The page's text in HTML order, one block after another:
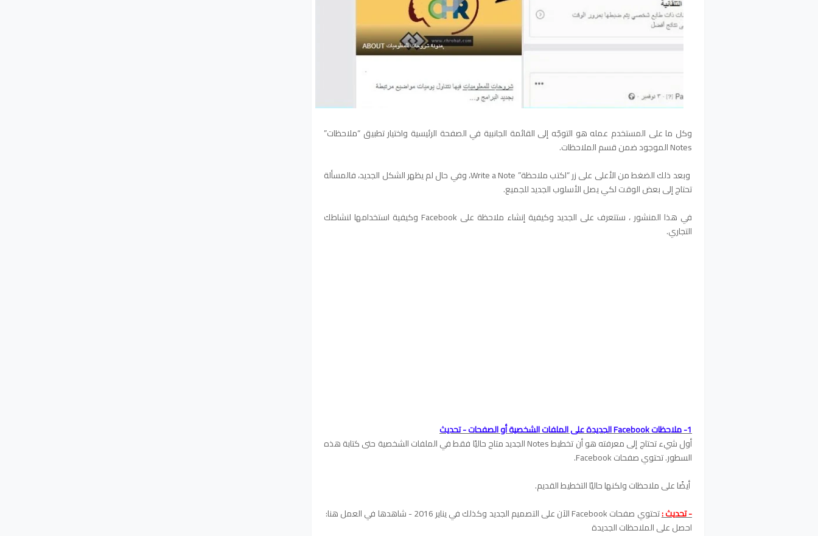
وكل ما على المستخدم عمله هو التوجّه إلى القائمة الجانبية في الصفحة الرئيسية واختيار تطبيق “ملاحظات”
Notes الموجود ضمن قسم الملاحظات.
وبعد ذلك الضغط من الأعلى على زر “اكتب ملاحظة” Write a Note، وفي حال لم يظهر الشكل الجديد، فالمسألة
تحتاج إلى بعض الوقت لكي يصل الأسلوب الجديد للجميع.
في هذا المنشور ، ستتعرف على الجديد وكيفية إنشاء ملاحظة على Facebook وكيفية استخدامها لنشاطك
التجاري.
1- ملاحظات Facebook الجديدة على الملفات الشخصية أو الصفحات - تحديث
أول شيء تحتاج إلى معرفته هو أن تخطيط Notes الجديد متاح حاليًا فقط في الملفات الشخصية حتى كتابة هذه
السطور. تحتوي صفحات Facebook.
أيضًا على ملاحظات ولكنها حاليًا التخطيط القديم.
- تحديث :
تحتوي صفحات Facebook الآن على التصميم الجديد وكذلك في يناير 2016 - شاهدها في العمل هنا:
احصل على الملاحظات الجديدة